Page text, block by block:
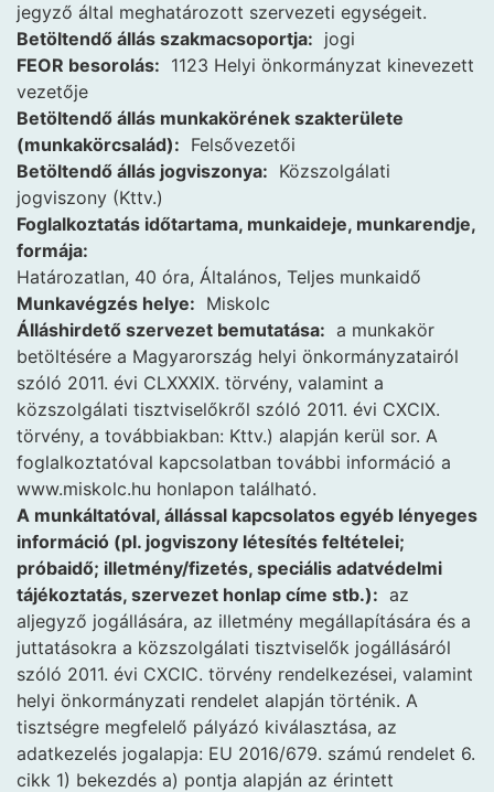
jegyző által meghatározott szervezeti egységeit.
Betöltendő állás szakmacsoportja: jogi
FEOR besorolás: 1123 Helyi önkormányzat kinevezett
vezetője
Betöltendő állás munkakörének szakterülete
(munkakörcsalád): Felsővezetői
Betöltendő állás jogviszonya: Közszolgálati
jogviszony (Kttv.)
Foglalkoztatás időtartama, munkaideje, munkarendje,
formája:
Határozatlan, 40 óra, Általános, Teljes munkaidő
Munkavégzés helye: Miskolc
Álláshirdető szervezet bemutatása: a munkakör
betöltésére a Magyarország helyi önkormányzatairól
szóló 2011. évi CLXXXIX. törvény, valamint a
közszolgálati tisztviselőkről szóló 2011. évi CXCIX.
törvény, a továbbiakban: Kttv.) alapján kerül sor. A
foglalkoztatóval kapcsolatban további információ a
www.miskolc.hu honlapon található.
A munkáltatóval, állással kapcsolatos egyéb lényeges
információ (pl. jogviszony létesítés feltételei;
próbaidő; illetmény/fizetés, speciális adatvédelmi
tájékoztatás, szervezet honlap címe stb.): az
aljegyző jogállására, az illetmény megállapítására és a
juttatásokra a közszolgálati tisztviselők jogállásáról
szóló 2011. évi CXCIC. törvény rendelkezései, valamint
helyi önkormányzati rendelet alapján történik. A
tisztségre megfelelő pályázó kiválasztása, az
adatkezelés jogalapja: EU 2016/679. számú rendelet 6.
cikk 1) bekezdés a) pontja alapján az érintett